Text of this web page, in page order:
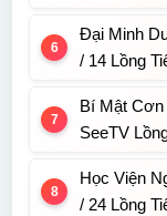
Đại Minh
/ 14 Lồng
Bí Mật Cơn
SeeTV
Học Viện
/ 24 Lồng